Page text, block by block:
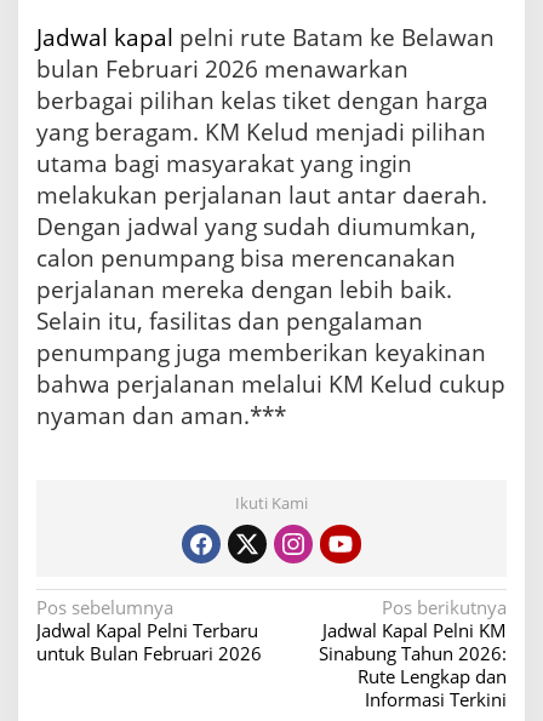
Jadwal kapal pelni rute Batam ke Belawan
bulan Februari 2026 menawarkan
berbagai pilihan kelas tiket dengan harga
yang beragam. KM Kelud menjadi pilihan
utama bagi masyarakat yang ingin
melakukan perjalanan laut antar daerah.
Dengan jadwal yang sudah diumumkan,
calon penumpang bisa merencanakan
perjalanan mereka dengan lebih baik.
Selain itu, fasilitas dan pengalaman
penumpang juga memberikan keyakinan
bahwa perjalanan melalui KM Kelud cukup
nyaman dan aman.***
Ikuti Kami
N
a
Pos sebelumnya
Jadwal Kapal Pelni Terbaru
untuk Bulan Februari 2026
Pos berikutnya
Jadwal Kapal Pelni KM
Sinabung Tahun 2026:
Rute Lengkap dan
Informasi Terkini